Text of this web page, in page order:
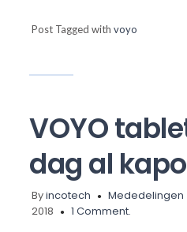
Post Tagged withvoyo
VOYO
dag al
Byincotech Mededelingen
2018
1 Comment.